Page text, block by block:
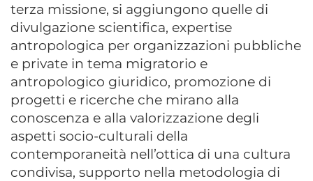
terza missione, si aggiungono quelle di
divulgazione scientifica, expertise
antropologica per organizzazioni pubbliche
e private in tema migratorio e
antropologico giuridico, promozione di
progetti e ricerche che mirano alla
conoscenza e alla valorizzazione degli
aspetti socio-culturali della
contemporaneità nell’ottica di una cultura
condivisa, supporto nella metodologia di